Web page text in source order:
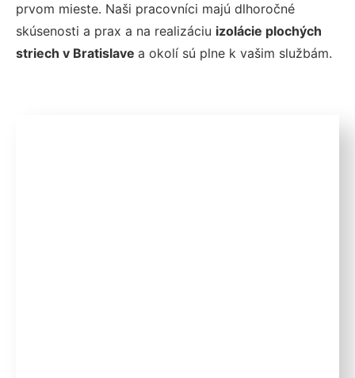
prvom mieste. Naši pracovníci majú dlhoročné
skúsenosti a prax a na realizáciu izolácie plochých
striech v Bratislave a okolí sú plne k vašim službám.